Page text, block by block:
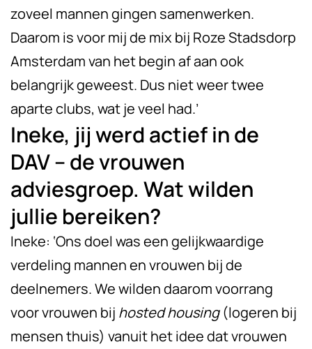
zoveel mannen gingen samenwerken.
Daarom is voor mij de mix bij Roze Stadsdorp
Amsterdam van het begin af aan ook
belangrijk geweest. Dus niet weer twee
aparte clubs, wat je veel had.’
Ineke, jij werd actief in de
DAV – de vrouwen
adviesgroep. Wat wilden
jullie bereiken?
Ineke: ‘Ons doel was een gelijkwaardige
verdeling mannen en vrouwen bij de
deelnemers. We wilden daarom voorrang
voor vrouwen bij hosted housing(logeren bij
mensen thuis) vanuit het idee dat vrouwen